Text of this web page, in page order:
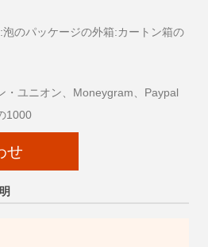
のパッケージの外箱:カートン箱の
・ユニオン、Moneygram、Paypal
1000
せ